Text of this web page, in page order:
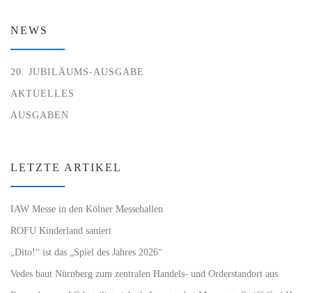
NEWS
20. JUBILÄUMS-AUSGABE
AKTUELLES
AUSGABEN
LETZTE ARTIKEL
IAW Messe in den Kölner Messehallen
ROFU Kinderland saniert
„Dito!“ ist das „Spiel des Jahres 2026“
Vedes baut Nürnberg zum zentralen Handels- und Orderstandort aus